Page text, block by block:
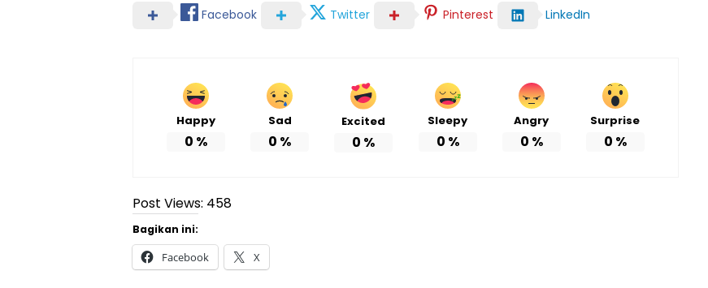
Facebook Twitter Pinterest LinkedIn
Happy
0 %
Sad
0 %
Excited
0 %
Sleepy
0 %
Angry
0 %
Surprise
0 %
Post Views: 458
Bagikan ini:
Facebook X